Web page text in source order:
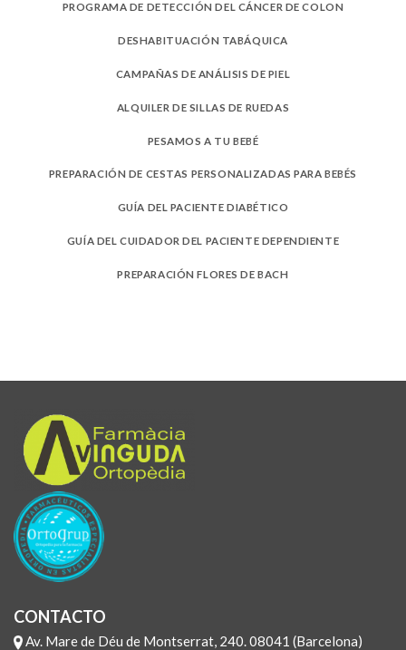
PROGRAMA DE DETECCIÓN DEL CÁNCER DE COLON
DESHABITUACIÓN TABÁQUICA
CAMPAÑAS DE ANÁLISIS DE PIEL
ALQUILER DE SILLAS DE RUEDAS
PESAMOS A TU BEBÉ
PREPARACIÓN DE CESTAS PERSONALIZADAS PARA BEBÉS
GUÍA DEL PACIENTE DIABÉTICO
GUÍA DEL CUIDADOR DEL PACIENTE DEPENDIENTE
PREPARACIÓN FLORES DE BACH
CONTACTO
Av. Mare de Déu de Montserrat, 240. 08041 (Barcelona)